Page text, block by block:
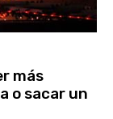
más
o sacar un